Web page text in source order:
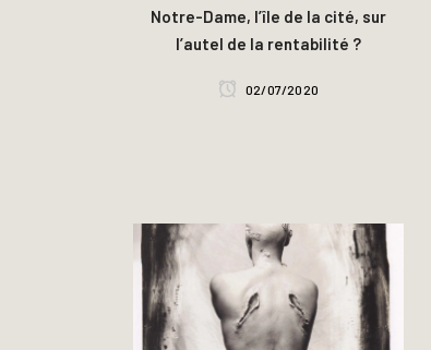
Notre-Dame, l’île de la cité, sur
l’autel de la rentabilité ?
02/07/2020